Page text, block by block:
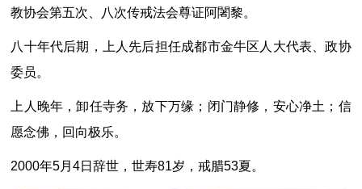
教协会第五次、八次传戒法会尊证阿闍黎。
八十年代后期，上人先后担任成都市金牛区人大代表、政协
委员。
上人晚年，卸任寺务，放下万缘；闭门静修，安心净土；信
愿念佛，回向极乐。
2000年5月4日辞世，世寿81岁，戒腊53夏。